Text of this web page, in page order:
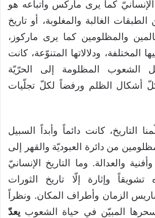
الإنسانيّ كما يرى ماركس وأتباعه هو
الطبقات الغالبة والمغلوبة، أو تاريخ
والمظلومين كما يرى ماركوز،
المختلفة، ودلالاتها المتنوّعة، كانت
الشعوب المظلومة إلى الحرّيّة
أشكال الظلم ورفضاً لكلّ تجلّيات
التاريخ، كانت دائماً وأبداً السبيل
من دائرة العبوديّة والقهر إلى
والعدالة. وما التاريخ الإنسانيّ
وإثارة إلّا تاريخ الثورات
الزمان وأطراف المكان. ونظراً
المبيّن في حياة الشعوب يعدّ